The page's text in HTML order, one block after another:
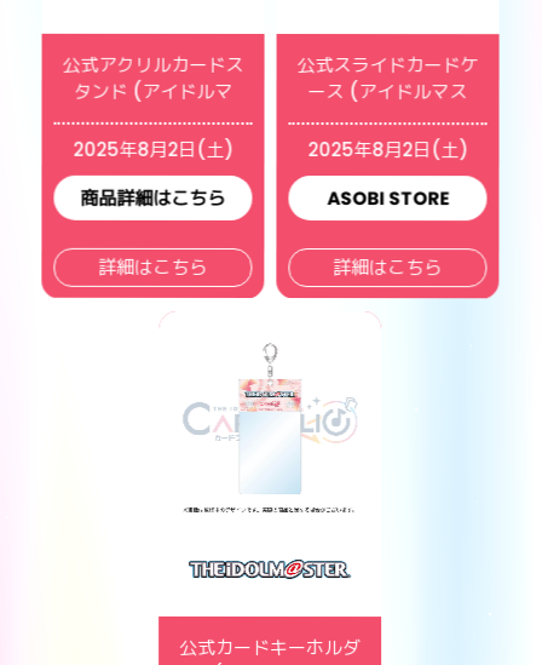
公式アクリルカードス
タンド (アイドルマ
2025年8月2日(土)
商品詳細はこちら
詳細はこちら
公式スライドカードケ
ース (アイドルマス
2025年8月2日(土)
ASOBI STORE
詳細はこちら
公式カードキーホルダ